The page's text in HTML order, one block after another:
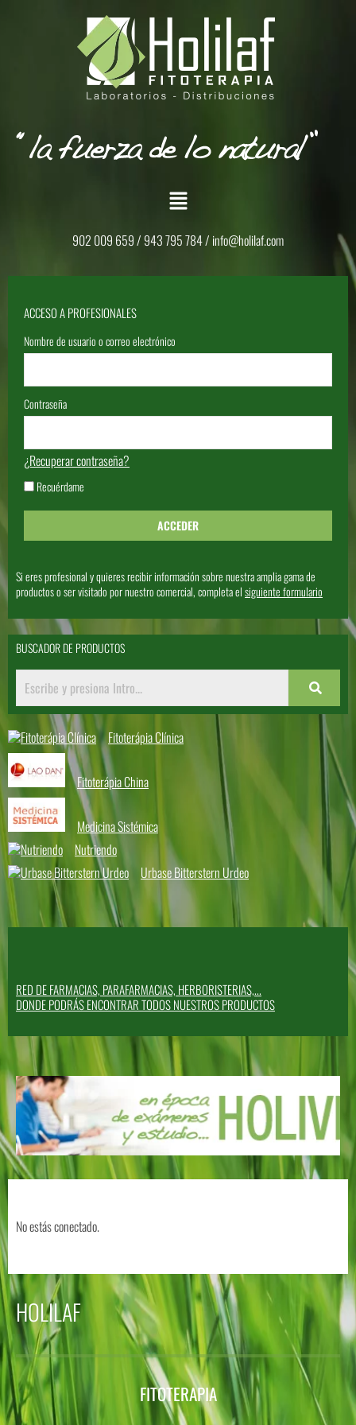
902 009 659 / 943 795 784 / info@holilaf.com
ACCESO A PROFESIONALES
Nombre de usuario o correo electrónico
Contraseña
¿Recuperar contraseña?
Recuérdame
Si eres profesional y quieres recibir información sobre nuestra amplia gama de
productos o ser visitado por nuestro comercial, completa elsiguiente formulario
BUSCADOR DE PRODUCTOS
Fitoterápia Clínica
Fitoterápia China
Medicina Sistémica
Nutriendo
Urbase Bitterstern Urdeo
RED DE FARMACIAS, PARAFARMACIAS, HERBORISTERIAS,...
DONDE PODRÁS ENCONTRAR TODOS NUESTROS PRODUCTOS
No estás conectado.
HOLILAF
FITOTERAPIA